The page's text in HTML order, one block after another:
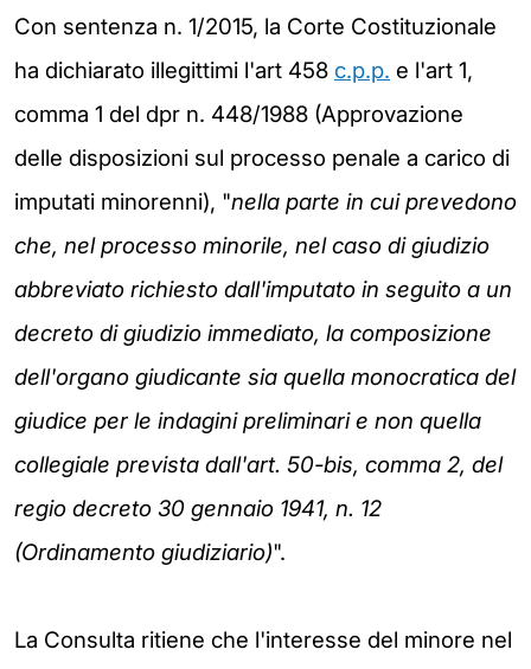
Con sentenza n. 1/2015, la Corte Costituzionale
ha dichiarato illegittimi l'art 458 c.p.p. e l'art 1,
comma 1 del dpr n. 448/1988 (Approvazione
delle disposizioni sul processo penale a carico di
imputati minorenni), "nella parte in cui prevedono
che, nel processo minorile, nel caso di giudizio
abbreviato richiesto dall'imputato in seguito a un
decreto di giudizio immediato, la composizione
dell'organo giudicante sia quella monocratica del
giudice per le indagini preliminari e non quella
collegiale prevista dall'art. 50-bis, comma 2, del
regio decreto 30 gennaio 1941, n. 12
(Ordinamento giudiziario)".
La Consulta ritiene che l'interesse del minore nel